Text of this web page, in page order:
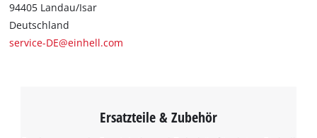
94405 Landau/Isar
Deutschland
service-DE@einhell.com
Ersatzteile & Zubehör